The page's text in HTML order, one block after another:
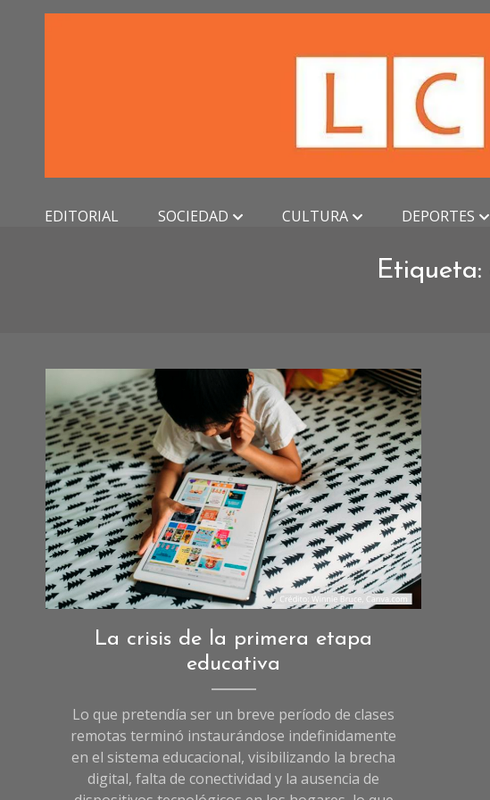
EDITORIAL SOCIEDAD CULTURA DEPORTES
Etiqueta:
Reportajes,
Reportajes
La crisis de la primera etapa
educativa
Lo que pretendía ser un breve período de clases
remotas terminó instaurándose indefinidamente
en el sistema educacional, visibilizando la brecha
digital, falta de conectividad y la ausencia de